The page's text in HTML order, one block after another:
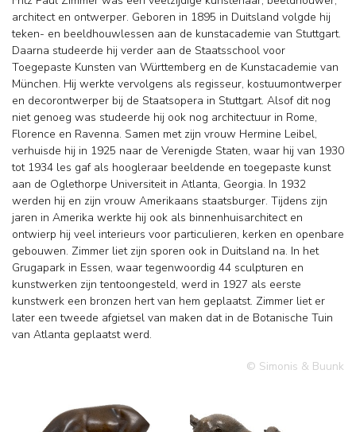
architect en ontwerper. Geboren in 1895 in Duitsland volgde hij
teken- en beeldhouwlessen aan de kunstacademie van Stuttgart.
Daarna studeerde hij verder aan de Staatsschool voor
Toegepaste Kunsten van Württemberg en de Kunstacademie van
München. Hij werkte vervolgens als regisseur, kostuumontwerper
en decorontwerper bij de Staatsopera in Stuttgart. Alsof dit nog
niet genoeg was studeerde hij ook nog architectuur in Rome,
Florence en Ravenna. Samen met zijn vrouw Hermine Leibel,
verhuisde hij in 1925 naar de Verenigde Staten, waar hij van 1930
tot 1934 les gaf als hoogleraar beeldende en toegepaste kunst
aan de Oglethorpe Universiteit in Atlanta, Georgia. In 1932
werden hij en zijn vrouw Amerikaans staatsburger. Tijdens zijn
jaren in Amerika werkte hij ook als binnenhuisarchitect en
ontwierp hij veel interieurs voor particulieren, kerken en openbare
gebouwen. Zimmer liet zijn sporen ook in Duitsland na. In het
Grugapark in Essen, waar tegenwoordig 44 sculpturen en
kunstwerken zijn tentoongesteld, werd in 1927 als eerste
kunstwerk een bronzen hert van hem geplaatst. Zimmer liet er
later een tweede afgietsel van maken dat in de Botanische Tuin
van Atlanta geplaatst werd.
© Simonis & Buunk